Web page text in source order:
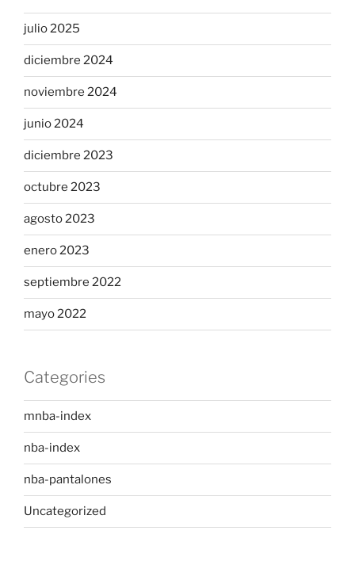
julio 2025
diciembre 2024
noviembre 2024
junio 2024
diciembre 2023
octubre 2023
agosto 2023
enero 2023
septiembre 2022
mayo 2022
Categories
mnba-index
nba-index
nba-pantalones
Uncategorized